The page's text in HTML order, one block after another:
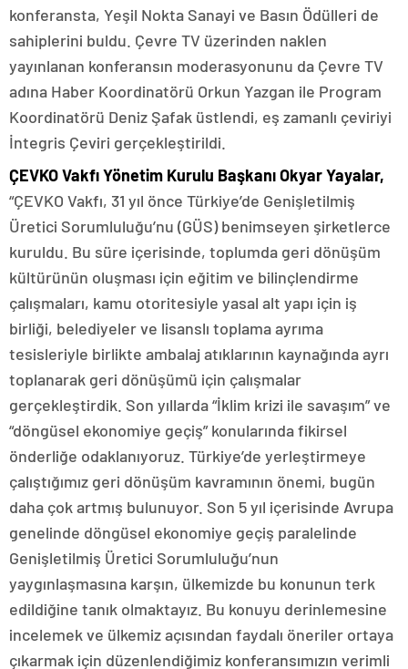
konferansta, Yeşil Nokta Sanayi ve Basın Ödülleri de
sahiplerini buldu. Çevre TV üzerinden naklen
yayınlanan konferansın moderasyonunu da Çevre TV
adına Haber Koordinatörü Orkun Yazgan ile Program
Koordinatörü Deniz Şafak üstlendi, eş zamanlı çeviriyi
İntegris Çeviri gerçekleştirildi.
ÇEVKO Vakfı Yönetim Kurulu Başkanı Okyar Yayalar,
“ÇEVKO Vakfı, 31 yıl önce Türkiye’de Genişletilmiş
Üretici Sorumluluğu’nu (GÜS) benimseyen şirketlerce
kuruldu. Bu süre içerisinde, toplumda geri dönüşüm
kültürünün oluşması için eğitim ve bilinçlendirme
çalışmaları, kamu otoritesiyle yasal alt yapı için iş
birliği, belediyeler ve lisanslı toplama ayrıma
tesisleriyle birlikte ambalaj atıklarının kaynağında ayrı
toplanarak geri dönüşümü için çalışmalar
gerçekleştirdik. Son yıllarda “İklim krizi ile savaşım” ve
“döngüsel ekonomiye geçiş” konularında fikirsel
önderliğe odaklanıyoruz. Türkiye’de yerleştirmeye
çalıştığımız geri dönüşüm kavramının önemi, bugün
daha çok artmış bulunuyor. Son 5 yıl içerisinde Avrupa
genelinde döngüsel ekonomiye geçiş paralelinde
Genişletilmiş Üretici Sorumluluğu’nun
yaygınlaşmasına karşın, ülkemizde bu konunun terk
edildiğine tanık olmaktayız. Bu konuyu derinlemesine
incelemek ve ülkemiz açısından faydalı öneriler ortaya
çıkarmak için düzenlendiğimiz konferansımızın verimli